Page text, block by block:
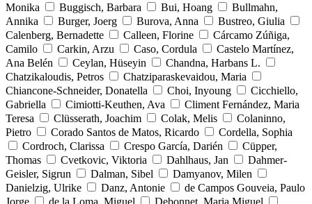
Monika
Buggisch, Barbara Bui, Hoang
Bullmahn,
Annika
Burger, Joerg Burova, Anna
Bustreo, Giulia
Calenberg, Bernadette
Calleen, Florine
Cárcamo Zúñiga,
Camilo
Carkin, Arzu Caso, Cordula
Castelo Martínez,
Ana Belén
Ceylan, Hüseyin
Chandna, Harbans L.
Chatzikaloudis, Petros
Chatziparaskevaidou, Maria
Chiancone-Schneider, Donatella
Choi, Inyoung
Cicchiello,
Gabriella
Cimiotti-Keuthen, Ava
Climent Fernández, Maria
Teresa
Clüsserath, Joachim Colak, Melis
Colaninno,
Pietro
Corado Santos de Matos, Ricardo
Cordella, Sophia
Cordroch, Clarissa
Crespo García, Darién
Cüpper,
Thomas
Cvetkovic, Viktoria Dahlhaus, Jan
Dahmer-
Geisler, Sigrun
Dalman, Sibel
Damyanov, Milen
Danielzig, Ulrike
Danz, Antonie
de Campos Gouveia, Paulo
Jorge
de la Loma, Miguel
Debonnet, Maria Miguel